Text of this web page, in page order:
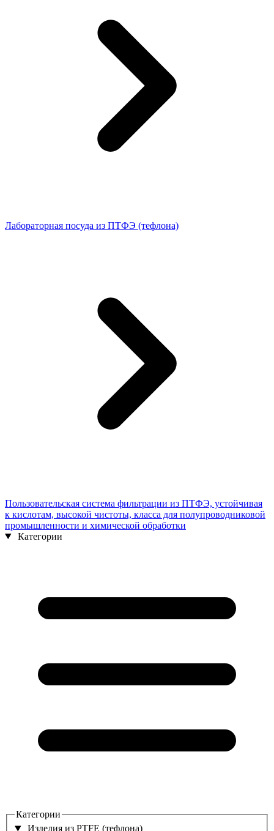
Лабораторная посуда из ПТФЭ (тефлона)
Пользовательская система фильтрации из ПТФЭ, устойчивая
к кислотам, высокой чистоты, класса для полупроводниковой
промышленности и химической обработки
Категории
Категории
Изделия из PTFE (тефлона)